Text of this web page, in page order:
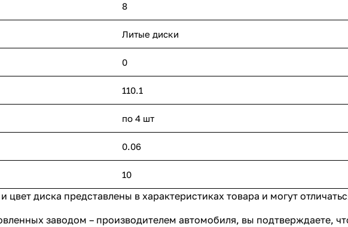
8
Литые диски
0
110.1
по 4 шт
0.06
10
диска представлены в характеристиках товара и могут
заводом – производителем автомобиля, вы подтверждаете,